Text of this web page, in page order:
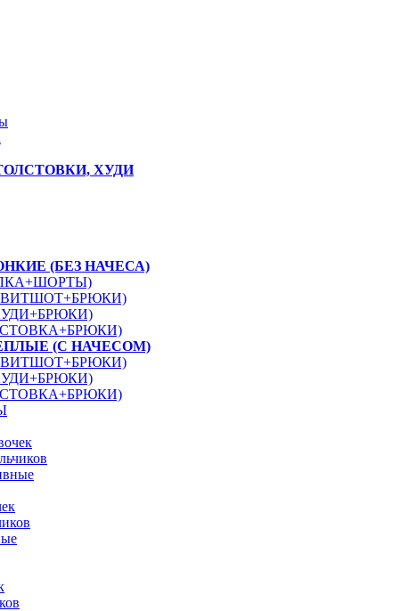
ХУДИ
(БЕЗ НАЧЕСА)
(С НАЧЕСОМ)